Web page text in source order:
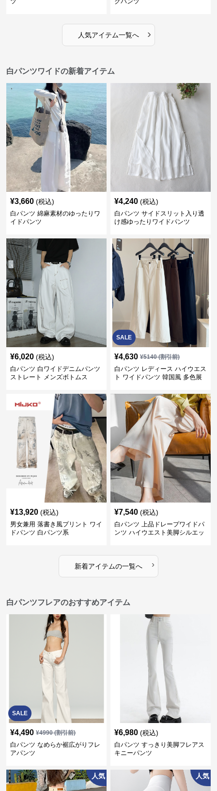
人気アイテム一覧へ ›
白パンツワイドの新着アイテム
¥3,660 (税込)
白パンツ 綿麻素材のゆったりワ
イドパンツ
¥4,240 (税込)
白パンツ サイドスリット入り透
け感ゆったりワイドパンツ
¥6,020 (税込)
白パンツ 白ワイドデニムパンツ
ストレート メンズボトムス
SALE
¥4,630 ¥5140(割引前)
白パンツ レディース ハイウエス
ト ワイドパンツ 韓国風 多色展
¥13,920 (税込)
男女兼用 落書き風プリント ワイ
ドパンツ 白パンツ系
¥7,540 (税込)
白パンツ 上品ドレープワイドパ
ンツ ハイウエスト美脚シルエッ
新着アイテムの一覧へ ›
白パンツフレアのおすすめアイテム
SALE
¥4,490 ¥4990(割引前)
白パンツ なめらか裾広がりフレ
アパンツ
¥6,980 (税込)
白パンツ すっきり美脚フレアス
キニーパンツ
人気 人気